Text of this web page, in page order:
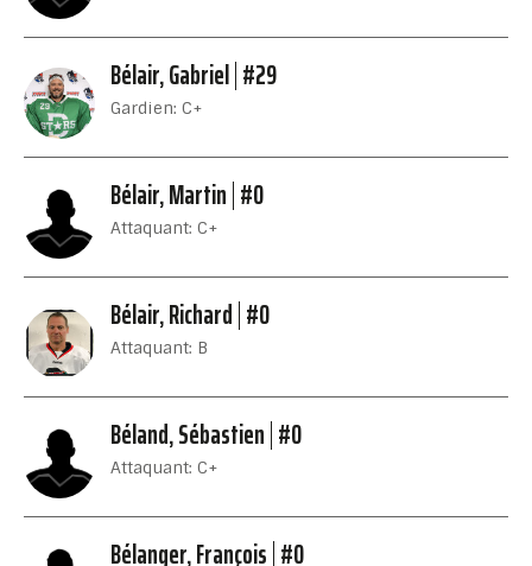
Bélair, Gabriel #29
Gardien: C+
Bélair, Martin #0
Attaquant: C+
Bélair, Richard #0
Attaquant: B
Béland, Sébastien #0
Attaquant: C+
Bélanger, François #0